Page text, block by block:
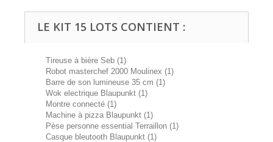
LE KIT 15 LOTS CONTIENT :
Tireuse à bière Seb (1)
Robot masterchef 2000 Moulinex (1)
Barre de son lumineuse 35 cm (1)
Wok electrique Blaupunkt (1)
Montre connecté (1)
Machine à pizza Blaupunkt (1)
Pèse personne essential Terraillon (1)
Casque bleutooth Blaupunkt (1)